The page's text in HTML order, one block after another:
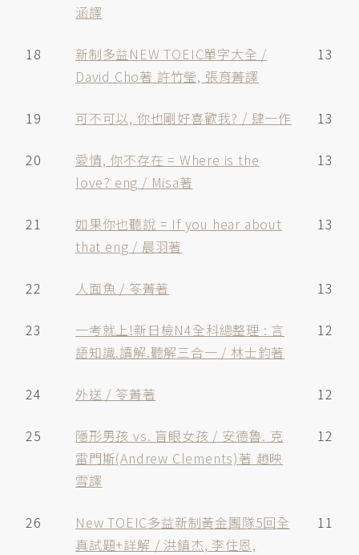
涵譯
18
新制多益NEW TOEIC單字大全 /
David Cho著 許竹瑩, 張育菁譯
13
19 可不可以, 你也剛好喜歡我? / 肆一作 13
20
愛情, 你不存在 = Where is the
love? eng / Misa著
13
21
如果你也聽說 = If you hear about
that eng / 晨羽著
13
22 人面魚 / 笭菁著 13
23
一考就上!新日檢N4全科總整理 : 言
語知識.讀解.聽解三合一 / 林士鈞著
12
24 外送 / 笭菁著 12
25
隱形男孩 vs. 盲眼女孩 / 安德魯. 克
雷門斯(Andrew Clements)著 趙映
雪譯
12
26
New TOEIC多益新制黃金團隊5回全
真試題+詳解 / 洪鎮杰, 李住恩,
11